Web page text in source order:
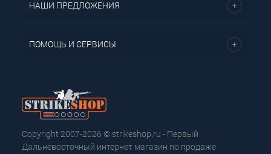
НАШИ ПРЕДЛОЖЕНИЯ
ПОМОЩЬ И СЕРВИСЫ
Copyright 2007-2026 © strikeshop.ru - Первый
Дальневосточный интернет магазин по продаже